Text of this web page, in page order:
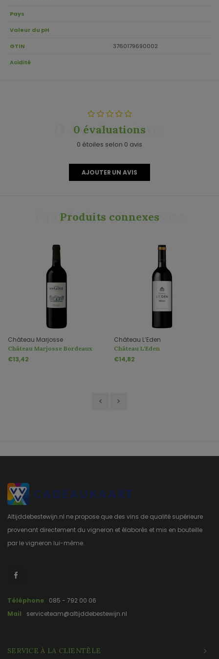
Pays
Valeur du pH
GTIN 3760179690002
Acidité
0 évaluations
0 évaluations
0 étoiles selon 0 avis
AJOUTER UN AVIS
Produits connexes
Produits connexes
Château Marjosse
Château Marjosse Bordeaux
Rouge AOP
€13,42
Château L’Eden
Château L'Eden
€14,82
Altijddebestewijn.nl ne propose que des vins de qualité supérieure
provenant directement du vigneron et élaborés et mis en bouteille
par le vigneron lui-même.
Téléphone
085 - 792 00 06
Mail
serviceteam@altijddebestewijn.nl
SERVICE À LA CLIENTÈLE